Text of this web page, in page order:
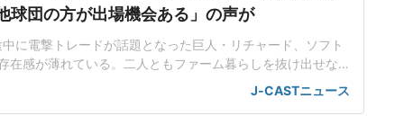
球団の方が出場機会ある」の声が
に電撃トレードが話題となった巨人・リチャード、ソフト
在感が薄れている。二人ともファーム暮らしを抜け出せな
バンク在籍時にウエスタン・リーグで5年連続本塁打王に輝
、秋広優人、大江竜聖と2対1のトレードで25年5月に巨人に
J-CASTニュース